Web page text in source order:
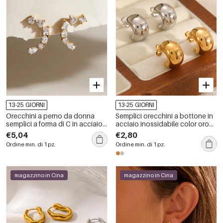
13-25 GIORNI
Orecchini a perno da donna
semplici a forma di C in acciaio
inossidabile color oro con
zirconi, impermeabili.
€5,04
Ordine min. di 1 pz.
13-25 GIORNI
Semplici orecchini a bottone in
acciaio inossidabile color oro
impermeabili
€2,80
Ordine min. di 1 pz.
magazzino in Cina magazzino in Cina